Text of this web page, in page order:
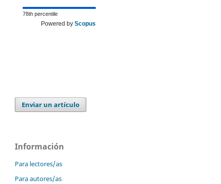
78th percentile
Powered by Scopus
Enviar un artículo
Información
Para lectores/as
Para autores/as